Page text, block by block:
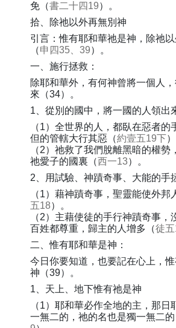
免（書二十四19）。
拾、除祂以外再無別神
引言：惟有耶和華祂是神，除祂
（申四35、39）。
一、施行拯救：
除耶和華外，有何神曾將一個人
來（34）。
1、從別的國中，將一國的人領出
（1）全世界的人，都臥在惡者的
但的管轄大行其惡（約壹五19下）
（2）祂救了我們脫離黑暗的權勢
祂愛子的國裏（西一13）。
2、用試驗、神蹟奇事、大能的手
（1）藉神蹟奇事，聖靈能使外邦
五18）。
（2）主藉使徒的手行神蹟奇事，
百姓都尊重，歸主的人增多（徒
二、惟有耶和華是神：
今日你要知道，也要記在心上，
神（39）。
1、天上、地下惟有祂是神
（1）耶和華必作全地的主，那日
一無二的，祂的名也是獨一無二的